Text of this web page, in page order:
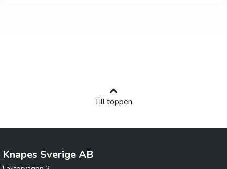
Till toppen
Knapes Sverige AB